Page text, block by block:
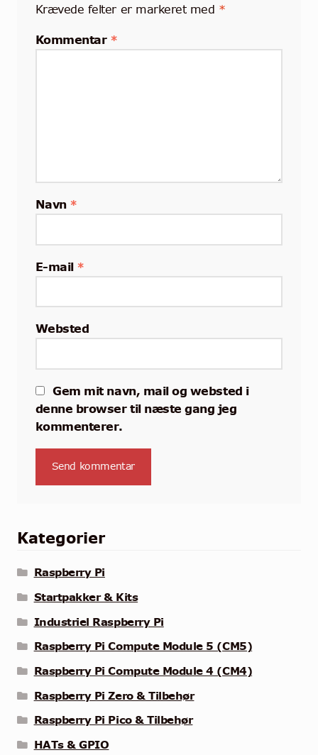
Krævede felter er markeret med *
Kommentar *
Navn *
E-mail *
Websted
Gem mit navn, mail og websted i
denne browser til næste gang jeg
kommenterer.
Kategorier
Raspberry Pi
Startpakker & Kits
Industriel Raspberry Pi
Raspberry Pi Compute Module 5 (CM5)
Raspberry Pi Compute Module 4 (CM4)
Raspberry Pi Zero & Tilbehør
Raspberry Pi Pico & Tilbehør
HATs & GPIO